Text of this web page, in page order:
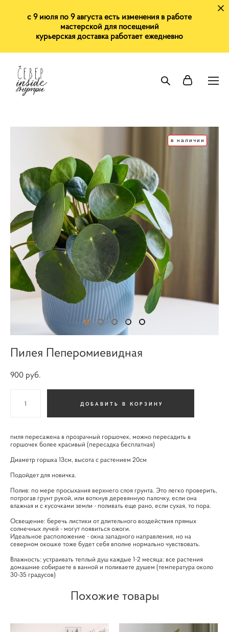
с 9 июля по 9 августа есть изменения в работе
мастерской для посещений
курьерская доставка работает ежедневно
в наличии
Пилея Пеперомиевидная
900 pуб.
ДОБАВИТЬ В КОРЗИНУ
пиля пересажена в прозрачный горшочек, можно пересадить в
горшочек более красивый (пересадка бесплатная)
Диаметр горшка 13см, высота с растением 20см
Подойдет для новичка.
Полив: по мере просыхания верхнего слоя грунта. Это легко проверить,
потрогав грунт рукой, или воткнув деревянную палочку, если она
влажная и с кусочками земли - поливать еще рано, если сухая, то пора.
Освещение: беречь листики от длительного воздействия прямых
солнечных лучей - могут появиться ожоги.
Идеальное расположение - окна западного направления, но на
северном окошке тоже будет себя вполне нормально чувствовать.
Влажность: устраивать теплый душ каждые 1-2 месяца: все растения
домашние собираете в ванной и поливаете душем (температура около
30-35 градусов)
Похожие товары